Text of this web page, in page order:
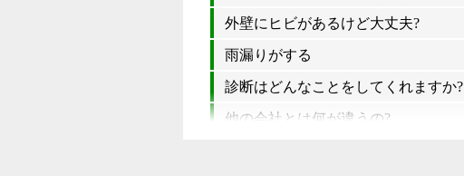
外壁にヒビがあるけど大丈夫?
雨漏りがする
診断はどんなことをしてくれますか?
他の会社とは何が違うの?